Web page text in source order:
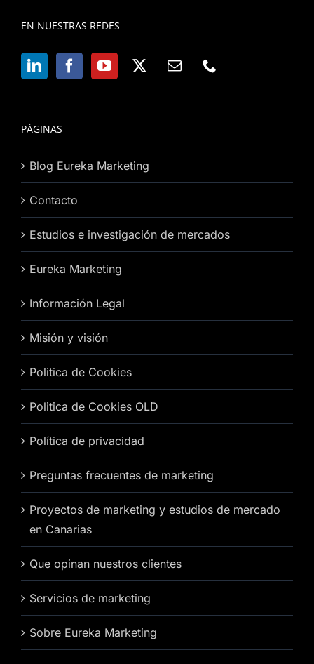
EN NUESTRAS REDES
PÁGINAS
Blog Eureka Marketing
Contacto
Estudios e investigación de mercados
Eureka Marketing
Información Legal
Misión y visión
Politica de Cookies
Politica de Cookies OLD
Política de privacidad
Preguntas frecuentes de marketing
Proyectos de marketing y estudios de mercado
en Canarias
Que opinan nuestros clientes
Servicios de marketing
Sobre Eureka Marketing